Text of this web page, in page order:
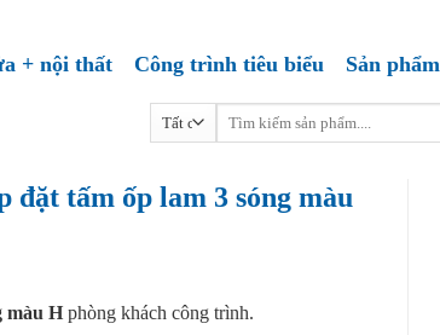
+ nội thất Công trình tiêu biểu Sản phẩm
đặt tấm ốp lam 3 sóng màu
màu H phòng khách công trình.